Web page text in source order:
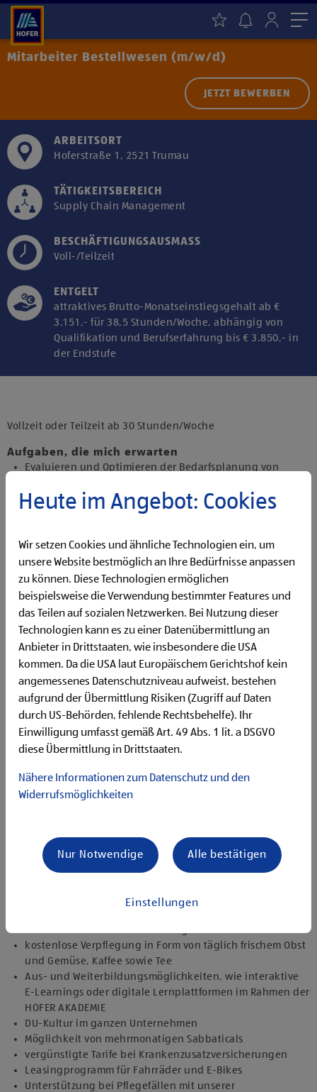
Mitarbeiter Bestellwesen (m/w/d)
JETZT BEWERBEN
ARBEITSORT
Hoferstraße 1, 2521 Trumau
TÄTIGKEITSBEREICH
Supply Chain Management
BESCHÄFTIGUNGSAUSMASS
Voll-/Teilzeit
ENTGELT
attraktives Brutto-Monatseinstiegsgehalt ab €
3.151,- für 38,5 Stunden/Woche, abhängig von
Qualifikation und Berufserfahrung bis € 3.850,- in
der Endstufe
Drittanbietern zu, um diesen Inhalt
Vollzeit oder Teilzeit ab 30 Stunden/Woche
Aufgaben, die mich erwarten
Evaluieren und Optimieren der Bedarfsplanung von
Überprüfen sowie Anpassen von computergenerierten
sowie Ausführen von standardisierten Reports (z.B.
Stammdaten, Lagerbewegungen)
Sicherstellen der Produktverfügbarkeit in enger
Abstimmung mit internen Abteilungen (z.B. Einkauf) und
externen Lieferanten
Qualifikationen, die ich mitbringe
abgeschlossene kaufmännische Ausbildung auf
Maturaniveau
Berufserfahrung in Supply Chain Management oder in
einem kaufmännischen Bereich von Vorteil
routinierter Umgang mit dem PC (insbesondere MS Office)
sehr gute Deutsch- sowie gute Englischkenntnisse
engagierte und kommunikative Persönlichkeit mit
in dynamischen Arbeitsumfeldern fokussiert zu bleiben
selbständige, prozess- und lösungsorientierte
Angebote, die mich überzeugen
umfangreiche Einarbeitung und individuelles
flexible Gleitzeitmodelle sowie bis zu 50% Home-Office
kostenlose Verpflegung in Form von täglich frischem Obst
und Gemüse, Kaffee sowie Tee
Aus- und Weiterbildungsmöglichkeiten, wie interaktive
E-Learnings oder digitale Lernplattformen im Rahmen der
HOFER AKADEMIE
DU-Kultur im ganzen Unternehmen
Möglichkeit von mehrmonatigen Sabbaticals
vergünstigte Tarife bei Krankenzusatzversicherungen
Leasingprogramm für Fahrräder und E-Bikes
Unterstützung bei Pflegefällen mit unserer
Heute im Angebot: Cookies
Wir setzen Cookies und ähnliche Technologien ein, um
unsere Website bestmöglich an Ihre Bedürfnisse anpassen
zu können. Diese Technologien ermöglichen
beispielsweise die Verwendung bestimmter Features und
das Teilen auf sozialen Netzwerken. Bei Nutzung dieser
Technologien kann es zu einer Datenübermittlung an
Anbieter in Drittstaaten, wie insbesondere die USA
kommen. Da die USA laut Europäischem Gerichtshof kein
angemessenes Datenschutzniveau aufweist, bestehen
aufgrund der Übermittlung Risiken (Zugriff auf Daten
durch US-Behörden, fehlende Rechtsbehelfe). Ihr
Einwilligung umfasst gemäß Art. 49 Abs. 1 lit. a DSGVO
diese Übermittlung in Drittstaaten.
Nähere Informationen zum Datenschutz und den
Widerrufsmöglichkeiten
Einstellungen
Nur Notwendige Alle bestätigen